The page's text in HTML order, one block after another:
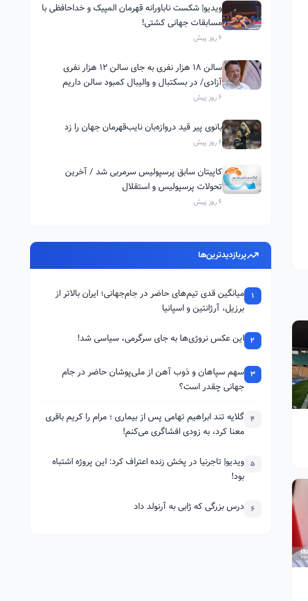
ویدیو| شکست ناباورانه قهرمان المپیک و خداحافظی با
مسابقات جهانی کشتی!
6 روز پیش
سالن ۱۸ هزار نفری به جای سالن ۱۲ هزار نفری
آزادی/ در بسکتبال و والیبال کمبود سالن داریم
6 روز پیش
بانوی پیر قید دروازه‌بان نایب‌قهرمان جهان را زد
6 روز پیش
کاپیتان سابق پرسپولیس سرمربی شد / آخرین
تحولات پرسپولیس و استقلال
6 روز پیش
پربازدیدترین‌ها
1
میانگین قدی تیم‌های حاضر در جام‌جهانی؛ ایران بالاتر از
برزیل، آرژانتین و اسپانیا
2 این عکس نروژی‌ها به جای سرگرمی، سیاسی شد!
3 سهم سپاهان و ذوب آهن از ملی‌پوشان حاضر در جام
جهانی چقدر است؟
4 گلایه تند ابراهیم تهامی پس از بیماری ؛ مرام را کریم باقری
معنا کرد، به زودی افشاگری می‌کنم!
5 ویدیو| تاجرنیا در پخش زنده اعتراف کرد: این پروژه اشتباه
بود!
6 درس بزرگی که ژابی به آرنولد داد